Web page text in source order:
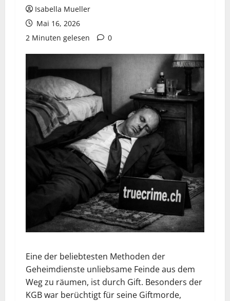
Isabella Mueller
Mai 16, 2026
2 Minuten gelesen
0
Eine der beliebtesten Methoden der
Geheimdienste unliebsame Feinde aus dem
Weg zu räumen, ist durch Gift. Besonders der
KGB war berüchtigt für seine Giftmorde,